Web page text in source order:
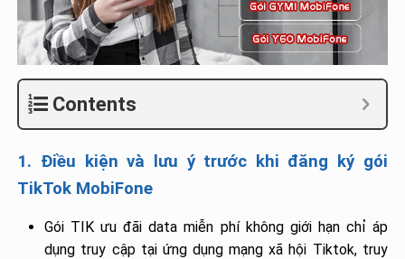
Contents
1. Điều kiện và lưu ý trước khi đăng ký gói
TikTok MobiFone
Gói TIK ưu đãi data miễn phí không giới hạn chỉ áp
dụng truy cập tại ứng dụng mạng xã hội Tiktok, truy